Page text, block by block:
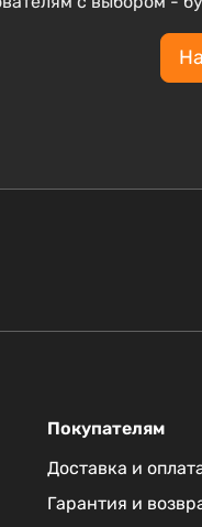
Покупателям
Доставка и
Гарантия и